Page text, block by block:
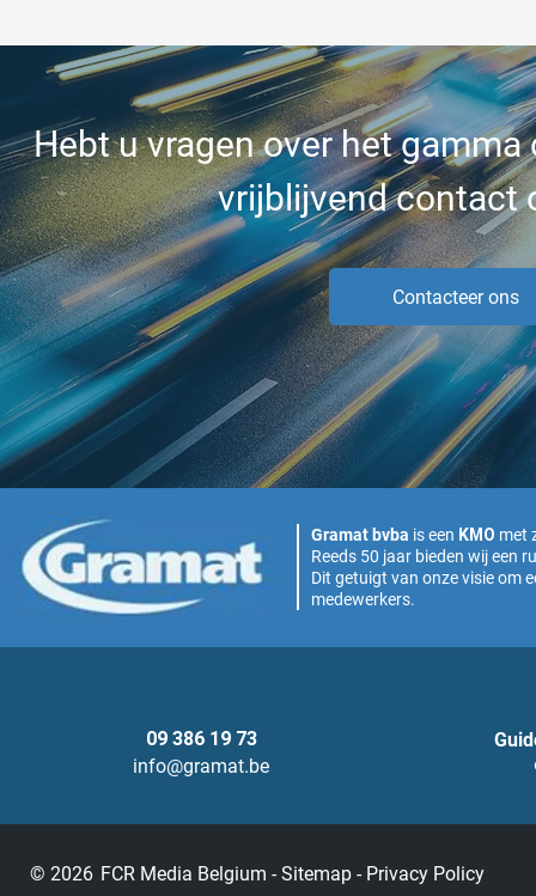
Hebt u vragen over het
vrijblijvend contact
Contacteer ons
Gramat bvba is een KMO met
Reeds 50 jaar bieden wij een
Dit getuigt van onze visie om
medewerkers.
09 386 19 73
info@gramat.be
© 2026 FCR Media Belgium -Sitemap - Privacy Policy